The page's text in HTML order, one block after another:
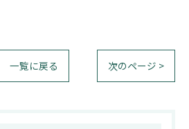
一覧に戻る 次のページ >